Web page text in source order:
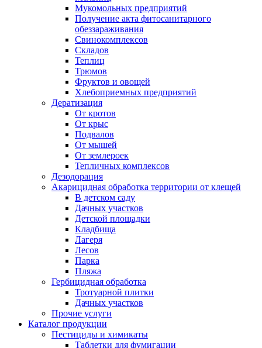
Мукомольных предприятий
Получение акта фитосанитарного
обеззараживания
Свинокомплексов
Складов
Теплиц
Трюмов
Фруктов и овощей
Хлебоприемных предприятий
Дератизация
От кротов
От крыс
Подвалов
От мышей
От землероек
Тепличных комплексов
Дезодорация
Акарицидная обработка территории от клещей
В детском саду
Дачных участков
Детской площадки
Кладбища
Лагеря
Лесов
Парка
Пляжа
Гербицидная обработка
Тротуарной плитки
Дачных участков
Прочие услуги
Каталог продукции
Пестициды и химикаты
Таблетки для фумигации